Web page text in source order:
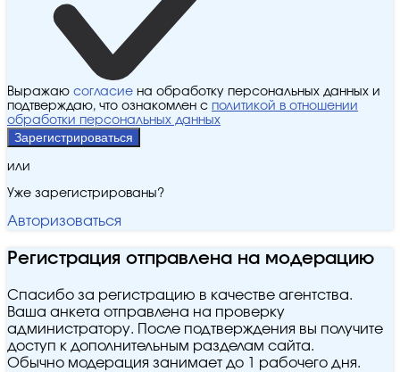
Выражаю согласие на обработку персональных данных и
подтверждаю, что ознакомлен с политикой в отношении
обработки персональных данных
Зарегистрироваться
или
Уже зарегистрированы?
Авторизоваться
Регистрация отправлена на модерацию
Спасибо за регистрацию в качестве агентства.
Ваша анкета отправлена на проверку
администратору. После подтверждения вы получите
доступ к дополнительным разделам сайта.
Обычно модерация занимает до 1 рабочего дня.